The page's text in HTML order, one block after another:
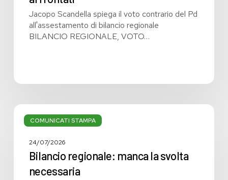
affrontati
Jacopo Scandella spiega il voto contrario del Pd
all'assestamento di bilancio regionale
BILANCIO REGIONALE, VOTO…
COMUNICATI STAMPA
Bilancio
regionale:
svolta
24/07/2026
Bilancio regionale: manca la svolta
necessaria